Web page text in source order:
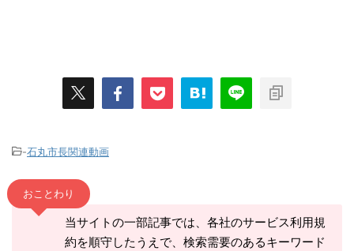
-石丸市長関連動画
おことわり
当サイトの一部記事では、各社のサービス利用規
約を順守したうえで、検索需要のあるキーワード